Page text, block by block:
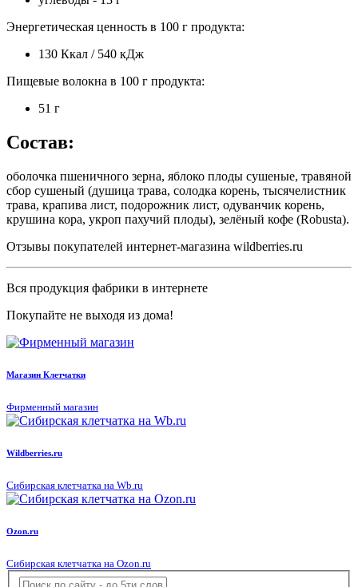
Энергетическая ценность в 100 г продукта:
130 Ккал / 540 кДж
Пищевые волокна в 100 г продукта:
51 г
Состав:
оболочка пшеничного зерна, яблоко плоды сушеные, травяной
сбор сушеный (душица трава, солодка корень, тысячелистник
трава, крапива лист, подорожник лист, одуванчик корень,
крушина кора, укроп пахучий плоды), зелёный кофе (Robusta).
Отзывы покупателей интернет-магазина wildberries.ru
Вся продукция фабрики в интернете
Покупайте не выходя из дома!
Магазин Клетчатки
Фирменный магазин
Wildberries.ru
Сибирская клетчатка на Wb.ru
Ozon.ru
Сибирская клетчатка на Ozon.ru